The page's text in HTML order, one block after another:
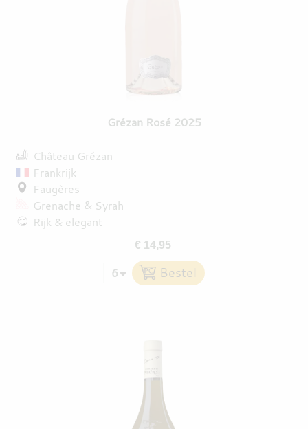
Grézan Rosé 2025
Château Grézan
Frankrijk
Faugères
Grenache
Syrah
Rijk & elegant
€ 14,95